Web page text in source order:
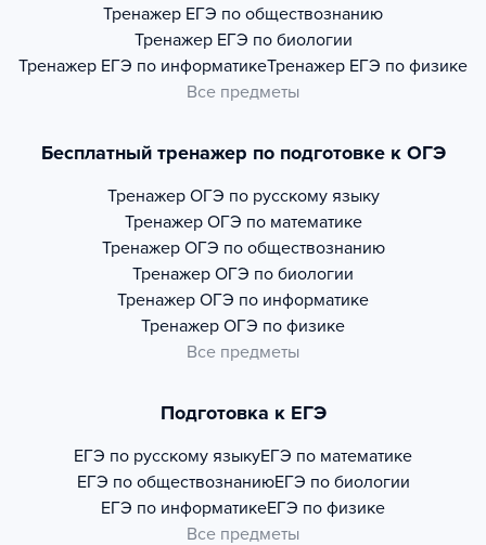
Тренажер ЕГЭ по обществознанию
Тренажер ЕГЭ по биологии
Тренажер ЕГЭ по информатикеТренажер ЕГЭ по физике
Все предметы
Бесплатный тренажер по подготовке к ОГЭ
Тренажер ОГЭ по русскому языку
Тренажер ОГЭ по математике
Тренажер ОГЭ по обществознанию
Тренажер ОГЭ по биологии
Тренажер ОГЭ по информатике
Тренажер ОГЭ по физике
Все предметы
Подготовка к ЕГЭ
ЕГЭ по русскому языкуЕГЭ по математике
ЕГЭ по обществознаниюЕГЭ по биологии
ЕГЭ по информатикеЕГЭ по физике
Все предметы